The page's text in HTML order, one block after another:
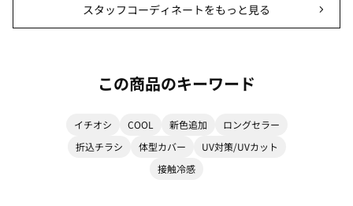
スタッフコーディネートをもっと見る
この商品のキーワード
イチオシ COOL 新色追加
ロングセラー
折込チラシ
体型カバー
UV対策/UVカット
接触冷感